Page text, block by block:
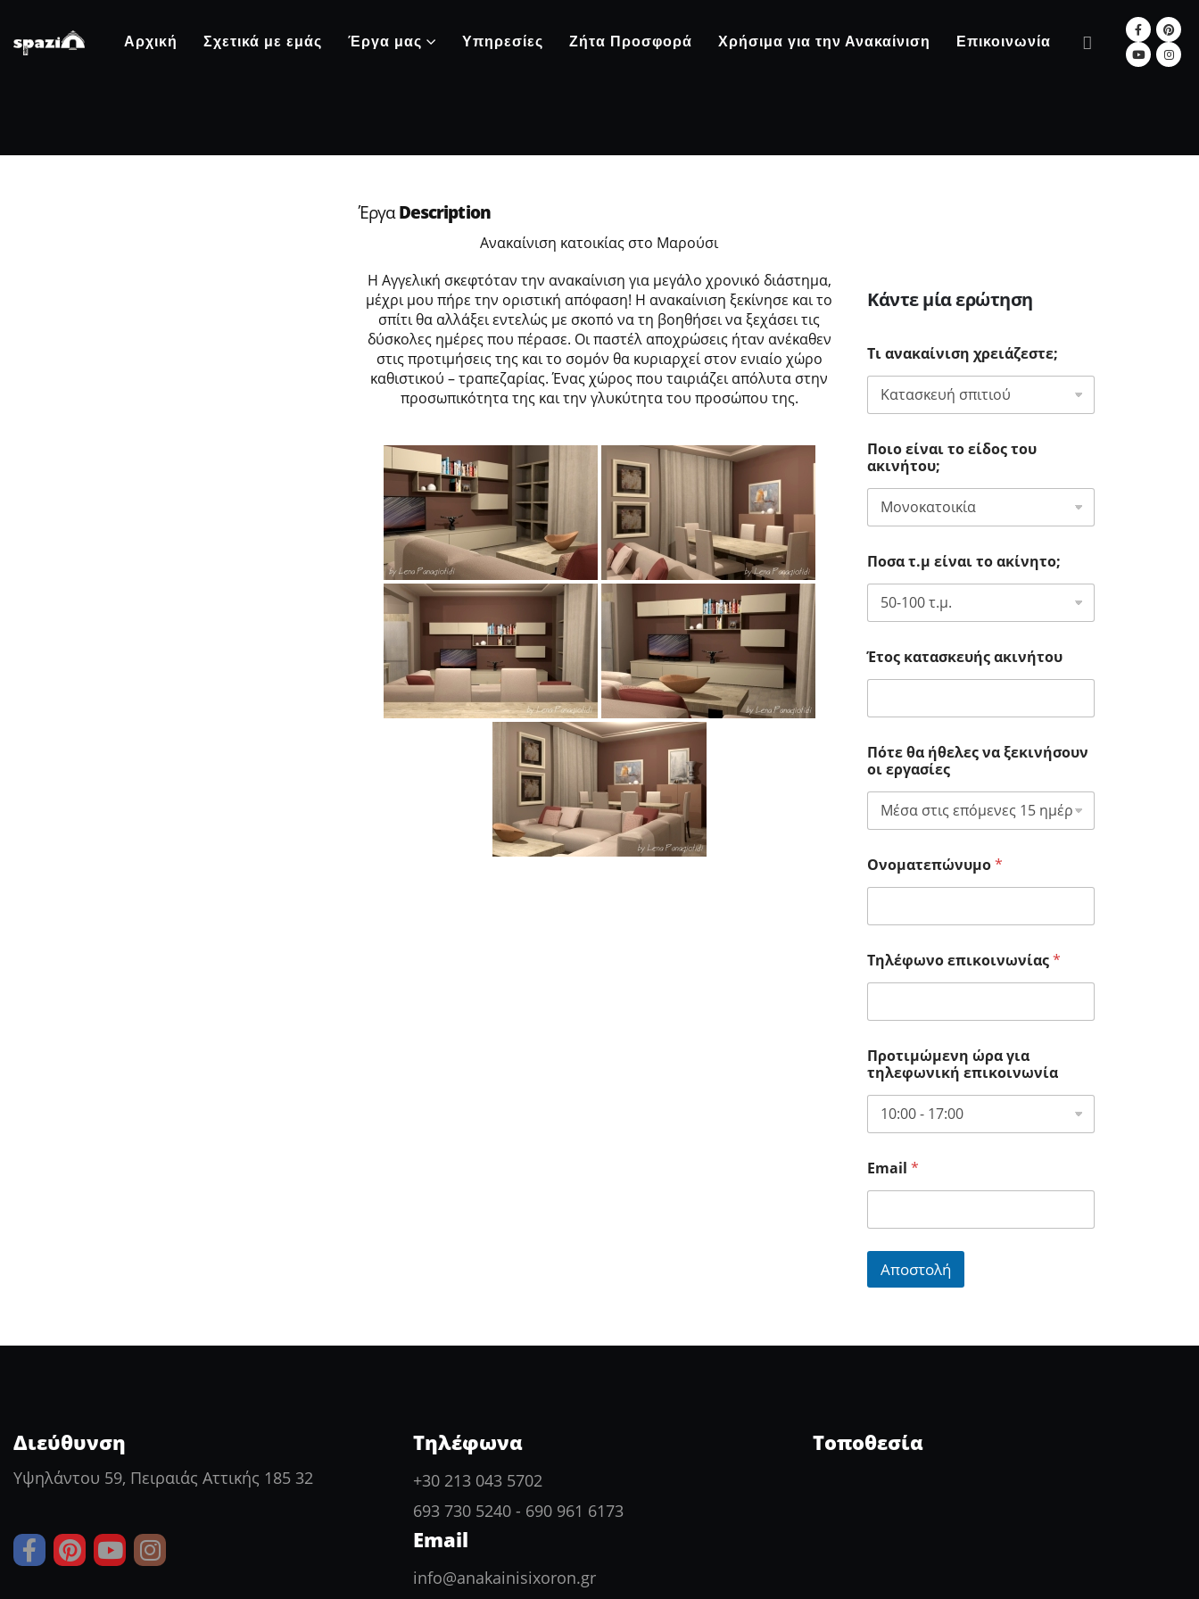
Αρχική Σχετικά με εμάς Έργα μας Υπηρεσίες Ζήτα Προσφορά Χρήσιμα για την Ανακαίνιση Επικοινωνία
ΈργαDescription
Ανακαίνιση κατοικίας στο Μαρούσι
Η Αγγελική σκεφτόταν την ανακαίνιση για μεγάλο χρονικό διάστημα,
μέχρι μου πήρε την οριστική απόφαση! Η ανακαίνιση ξεκίνησε και το
σπίτι θα αλλάξει εντελώς με σκοπό να τη βοηθήσει να ξεχάσει τις
δύσκολες ημέρες που πέρασε. Οι παστέλ αποχρώσεις ήταν ανέκαθεν
στις προτιμήσεις της και το σομόν θα κυριαρχεί στον ενιαίο χώρο
καθιστικού – τραπεζαρίας. Ένας χώρος που ταιριάζει απόλυτα στην
προσωπικότητα της και την γλυκύτητα του προσώπου της.
Κάντε μία ερώτηση
Τι ανακαίνιση χρειάζεστε;
Ποιο είναι το είδος του
ακινήτου;
Ποσα τ.μ είναι το ακίνητο;
Έτος κατασκευής ακινήτου
Πότε θα ήθελες να ξεκινήσουν
οι εργασίες
Ονοματεπώνυμο*
Τηλέφωνο επικοινωνίας*
Προτιμώμενη ώρα για
τηλεφωνική επικοινωνία
Email *
Αποστολή
Διεύθυνση
Υψηλάντου 59, Πειραιάς Αττικής 185 32
Τηλέφωνα
+30 213 043 5702
693 730 5240- 690 961 6173
Email
info@anakainisixoron.gr
Τοποθεσία